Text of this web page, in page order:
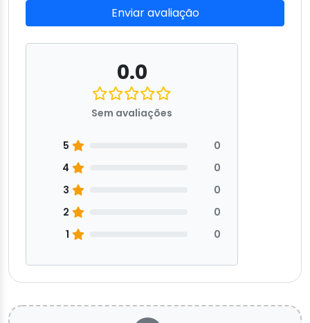
Enviar avaliação
0.0
Sem avaliações
5
0
4
0
3
0
2
0
1
0